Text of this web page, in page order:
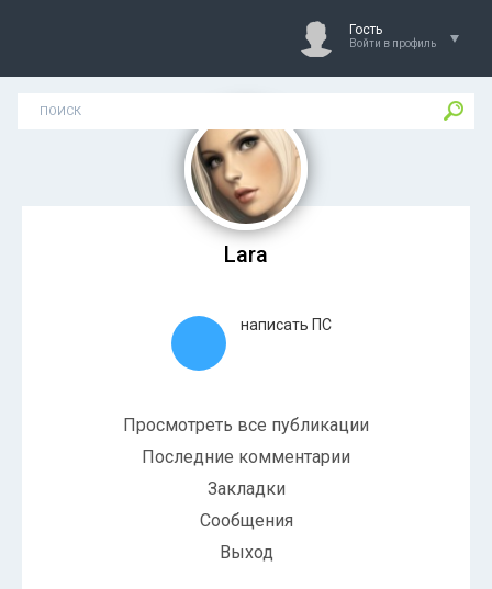
Гость
Войти в профиль
Просмотреть все публикации
Последние комментарии
Закладки
Сообщения
Выход
Lara
написать ПС